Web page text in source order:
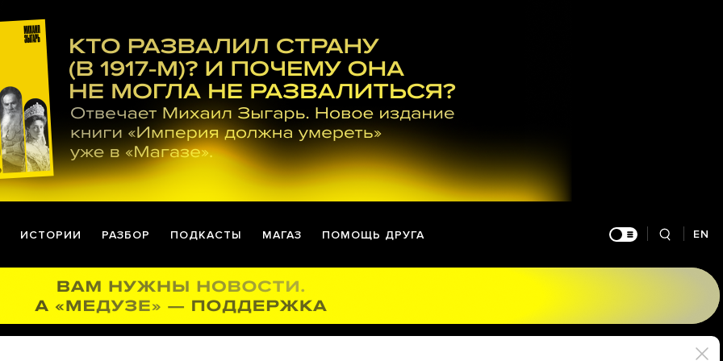
ИСТОРИИ РАЗБОР ПОДКАСТЫ МАГАЗ ПОМОЩЬ ДРУГА EN